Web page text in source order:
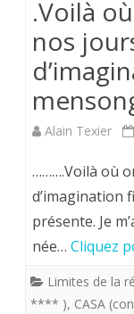
.Voilà
nos
Alain Texier
……….Voilà où
d’imagination
présente. Je
née… Cliquez
Limites de la
**** ), CASA